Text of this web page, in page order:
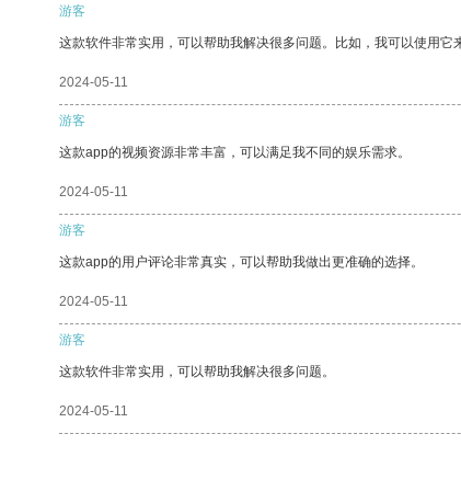
游客
这款软件非常实用，可以帮助我解决很多问题。比如，我可以使用它
2024-05-11
游客
这款app的视频资源非常丰富，可以满足我不同的娱乐需求。
2024-05-11
游客
这款app的用户评论非常真实，可以帮助我做出更准确的选择。
2024-05-11
游客
这款软件非常实用，可以帮助我解决很多问题。
2024-05-11